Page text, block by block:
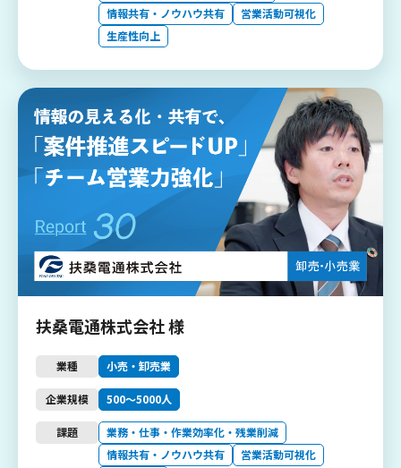
情報共有・ノウハウ共有
営業活動可視化
生産性向上
扶桑電通株式会社 様
業種 小売・卸売業
企業規模 500〜5000人
課題
業務・仕事・作業効率化・残業削減
情報共有・ノウハウ共有
営業活動可視化